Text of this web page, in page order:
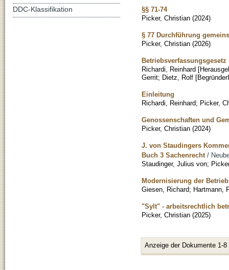
§§ 71-74
Picker, Christian (2024)
§ 77 Durchführung
Picker, Christian (2026)
Richardi, Reinhard
Gerrit; Dietz, Rolf
Einleitung
Richardi, Reinhard; Picker,
Genossenschaften und
Picker, Christian (2024)
J. von Staudingers
Buch 3 Sachenrecht /
Staudinger, Julius von;
Modernisierung der
Giesen, Richard; Hartmann,
"Sylt" - arbeitsrechtlich
Picker, Christian (2025)
Anzeige der Dokumente 1-8
DDC-Klassifikation